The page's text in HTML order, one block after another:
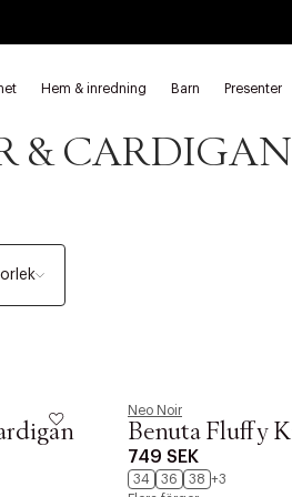
Hem & inredning Barn Presenter
Koftor & cardigans
&
Neo Noir
Benuta Fluffy
749 SEK
34 36 38 +3